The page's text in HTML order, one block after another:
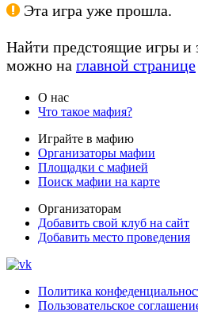
Эта игра уже прошла.
Найти предстоящие игры и
можно на главной странице
О нас
Что такое мафия?
Играйте в мафию
Организаторы мафии
Площадки с мафией
Поиск мафии на карте
Организаторам
Добавить свой клуб на сайт
Добавить место проведения
Политика
Пользовательское